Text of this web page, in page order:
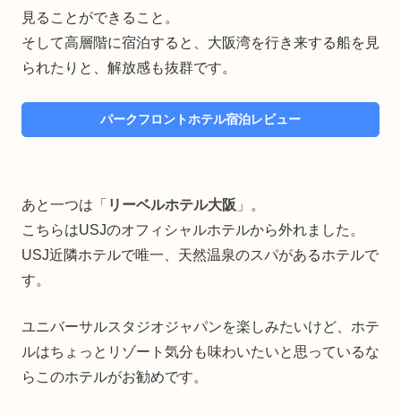
見ることができること。
そして高層階に宿泊すると、大阪湾を行き来する船を見
られたりと、解放感も抜群です。
パークフロントホテル宿泊レビュー
あと一つは「 リーベルホテル大阪 」。
こちらはUSJのオフィシャルホテルから外れました。
USJ近隣ホテルで唯一、天然温泉のスパがあるホテルで
す。
ユニバーサルスタジオジャパンを楽しみたいけど、ホテ
ルはちょっとリゾート気分も味わいたいと思っているな
らこのホテルがお勧めです。